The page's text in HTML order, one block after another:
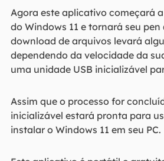
Agora este aplicativo começará
do Windows 11 e tornará seu
download de arquivos levará
dependendo da velocidade da
uma unidade USB inicializável
Assim que o processo for
inicializável estará pronta para
instalar o Windows 11 em seu PC.